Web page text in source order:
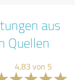
aus
Quellen
4,83 von 5